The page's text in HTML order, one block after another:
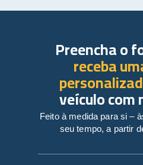
Preencha o
receba
veículo
Feito à medida para si –
seu tempo, a partir